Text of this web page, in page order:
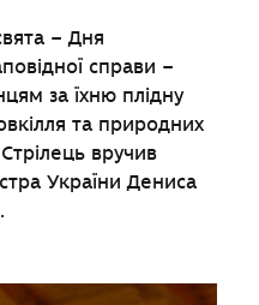
– Дня
справи –
за їхню плідну
та природних
вручив
України Дениса